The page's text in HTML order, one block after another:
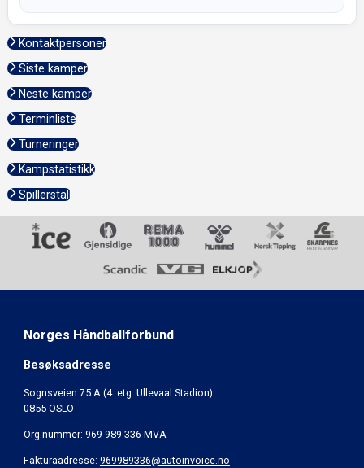
Kontaktpersoner
Siste kamper
Neste kamper
Terminliste
Turneringer
Kampstatistikk
Spillerstall
Norges Håndballforbund
Besøksadresse
Sognsveien 75 A (4. etg. Ullevaal Stadion)
0855 OSLO
Org.nummer: 969 989 336 MVA
Fakturaadresse: 969989336@autoinvoice.no